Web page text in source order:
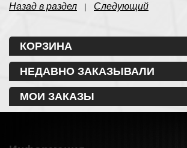
Назад в раздел | Следующий
КОРЗИНА
НЕДАВНО ЗАКАЗЫВАЛИ
МОИ ЗАКАЗЫ